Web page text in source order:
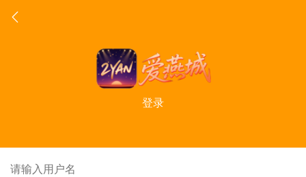
登录